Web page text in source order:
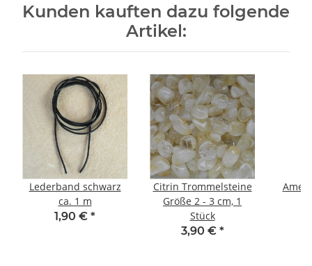
Kunden kauften dazu folgende
Artikel:
Lederband schwarz
ca. 1 m
1,90 € *
Citrin Trommelsteine
Größe 2 - 3 cm, 1
Stück
3,90 € *